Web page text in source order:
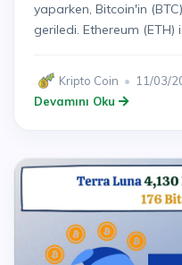
yaparken, Bitcoin'in
geriledi. Ethereum (ETH)
Kripto Coin 11/03/
Devamını Oku